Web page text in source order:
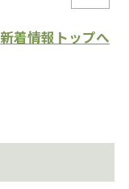
新着情報トップへ